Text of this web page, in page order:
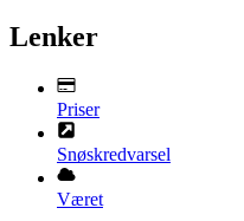
Lenker
Priser
Snøskredvarsel
Været